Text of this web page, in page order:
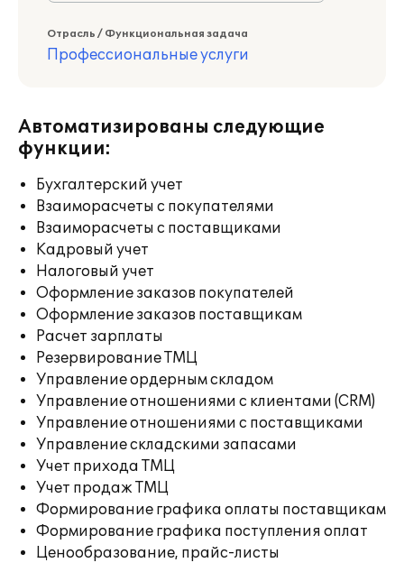
Отрасль / Функциональная задача
Профессиональные услуги
Автоматизированы следующие
функции:
Бухгалтерский учет
Взаиморасчеты с покупателями
Взаиморасчеты с поставщиками
Кадровый учет
Налоговый учет
Оформление заказов покупателей
Оформление заказов поставщикам
Расчет зарплаты
Резервирование ТМЦ
Управление ордерным складом
Управление отношениями с клиентами (CRM)
Управление отношениями с поставщиками
Управление складскими запасами
Учет прихода ТМЦ
Учет продаж ТМЦ
Формирование графика оплаты поставщикам
Формирование графика поступления оплат
Ценообразование, прайс-листы